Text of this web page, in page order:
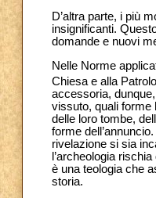
D’altra parte, i più
insignificanti.
domande e nuovi
Nelle Norme
Chiesa e alla
accessoria,
vissuto, quali forme
delle loro tombe,
forme
rivelazione si sia
l’archeologia
è una teologia che
storia.